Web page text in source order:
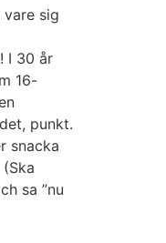
sig
I 30 år
16-
punkt.
snacka
sa ”nu